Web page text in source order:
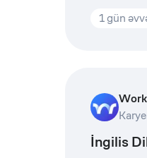
1 gün
İngilis